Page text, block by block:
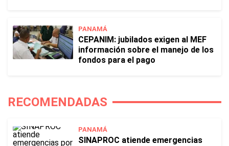
PANAMÁ
CEPANIM: jubilados exigen al MEF
información sobre el manejo de los
fondos para el pago
RECOMENDADAS
PANAMÁ
SINAPROC atiende emergencias